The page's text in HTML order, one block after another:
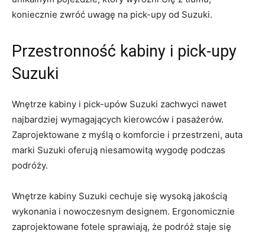
koniecznie zwróć uwagę ⁤na pick-upy od Suzuki.
Przestronność kabiny i pick-upy
Suzuki
Wnętrze kabiny i ⁣pick-upów Suzuki zachwyci ​nawet
najbardziej wymagających kierowców i pasażerów.
Zaprojektowane z⁤ myślą ‍o komforcie i przestrzeni, auta
marki Suzuki‌ oferują niesamowitą wygodę podczas
podróży.
Wnętrze kabiny Suzuki cechuje się wysoką jakością
wykonania⁤ i nowoczesnym designem. Ergonomicznie
zaprojektowane fotele sprawiają, że podróż⁢ staje się